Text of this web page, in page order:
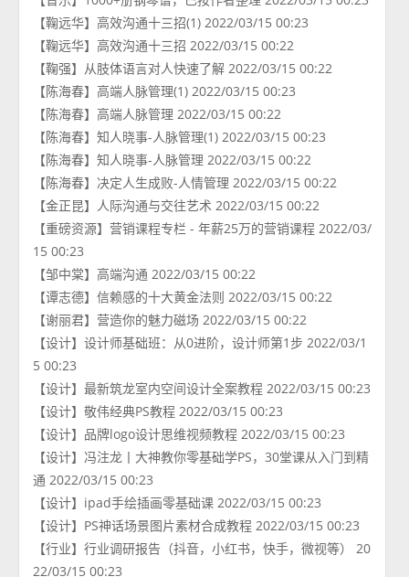
【鞠远华】高效沟通十三招(1) 2022/03/15 00:23
【鞠远华】高效沟通十三招 2022/03/15 00:22
【鞠强】从肢体语言对人快速了解 2022/03/15 00:22
【陈海春】高端人脉管理(1) 2022/03/15 00:23
【陈海春】高端人脉管理 2022/03/15 00:22
【陈海春】知人晓事-人脉管理(1) 2022/03/15 00:23
【陈海春】知人晓事-人脉管理 2022/03/15 00:22
【陈海春】决定人生成败-人情管理 2022/03/15 00:22
【金正昆】人际沟通与交往艺术 2022/03/15 00:22
【重磅资源】营销课程专栏 - 年薪25万的营销课程 2022/03/
15 00:23
【邹中棠】高端沟通 2022/03/15 00:22
【谭志德】信赖感的十大黄金法则 2022/03/15 00:22
【谢丽君】营造你的魅力磁场 2022/03/15 00:22
【设计】设计师基础班：从0进阶，设计师第1步 2022/03/1
5 00:23
【设计】最新筑龙室内空间设计全案教程 2022/03/15 00:23
【设计】敬伟经典PS教程 2022/03/15 00:23
【设计】品牌logo设计思维视频教程 2022/03/15 00:23
【设计】冯注龙丨大神教你零基础学PS，30堂课从入门到精
通 2022/03/15 00:23
【设计】ipad手绘插画零基础课 2022/03/15 00:23
【设计】PS神话场景图片素材合成教程 2022/03/15 00:23
【行业】行业调研报告（抖音，小红书，快手，微视等） 20
22/03/15 00:23